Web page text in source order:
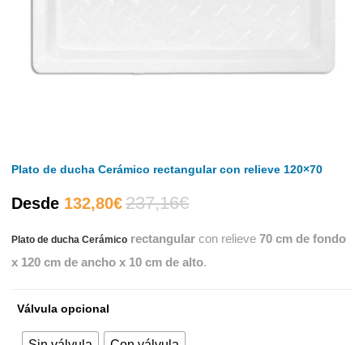
Plato de ducha Cerámico rectangular con relieve 120×70
Desde 132,80€El
precio
237,16€El
precio
Plato de ducha Cerámico rectangular con relieve 70 cm de fondo
x 120 cm de ancho x 10 cm de alto.
Válvula opcional